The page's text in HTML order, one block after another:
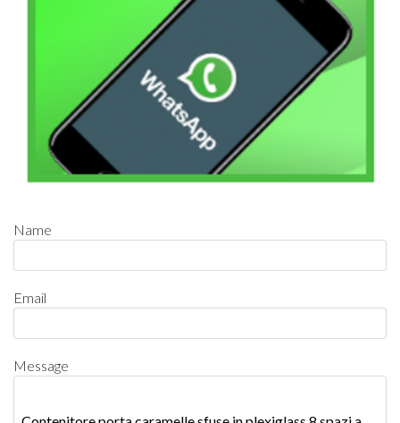
Name
Email
Message